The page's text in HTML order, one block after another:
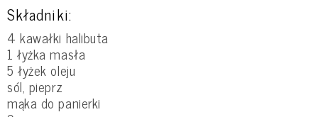
Składniki:
4 kawałki halibuta
1 łyżka masła
5 łyżek oleju
sól, pieprz
mąka do panierki